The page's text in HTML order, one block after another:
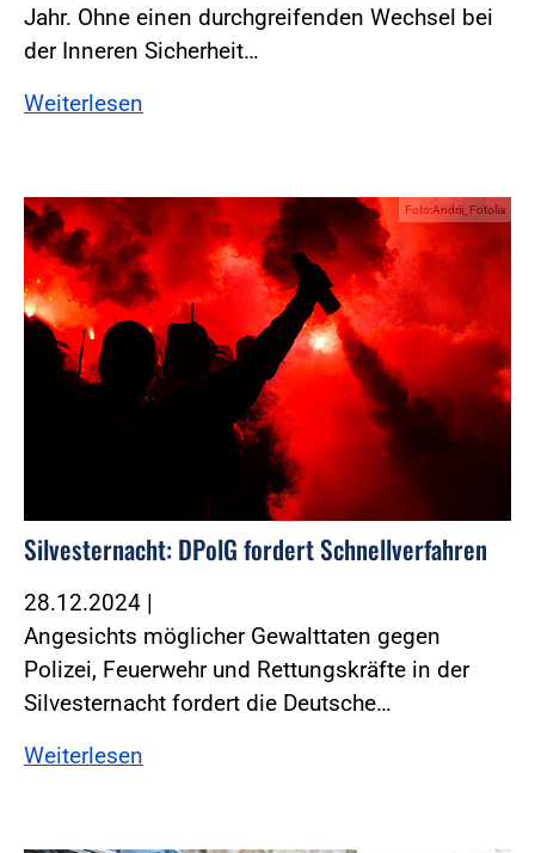
Jahr. Ohne einen durchgreifenden Wechsel bei
der Inneren Sicherheit…
Weiterlesen
Foto:Andrii_Fotolia
Silvesternacht: DPolG fordert Schnellverfahren
28.12.2024 |
Angesichts möglicher Gewalttaten gegen
Polizei, Feuerwehr und Rettungskräfte in der
Silvesternacht fordert die Deutsche…
Weiterlesen